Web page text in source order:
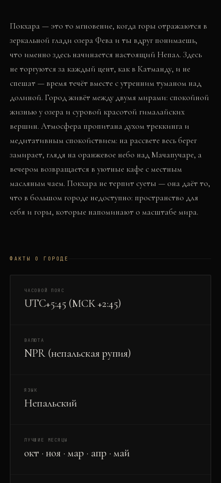
Покхара — это то мгновение, когда горы отражаются в
зеркальной глади озера Фева и ты вдруг понимаешь,
что именно здесь начинается настоящий Непал. Здесь
не торгуются за каждый цент, как в Катманду, и не
спешат — время течёт вместе с утренним туманом над
долиной. Город живёт между двумя мирами: спокойной
жизнью у озера и суровой красотой гималайских
вершин. Атмосфера пропитана духом треккинга и
медитативным спокойствием: на рассвете весь берег
замирает, глядя на оранжевое небо над Мачапучаре, а
вечером возвращается в уютные кафе с местным
масляным чаем. Покхара не терпит суеты — она даёт то,
что в большом городе недоступно: пространство для
себя и горы, которые напоминают о масштабе мира.
ФАКТЫ О ГОРОДЕ
ЧАСОВОЙ ПОЯС
UTC+5:45 (МСК +2:45)
ВАЛЮТА
NPR (непальская рупия)
ЯЗЫК
Непальский
ЛУЧШИЕ МЕСЯЦЫ
окт · ноя · мар · апр · май